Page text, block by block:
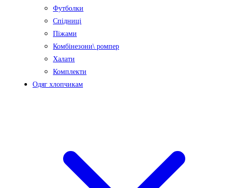
Футболки
Спідниці
Піжами
Комбінезони\ ромпер
Халати
Комплекти
Одяг хлопчикам